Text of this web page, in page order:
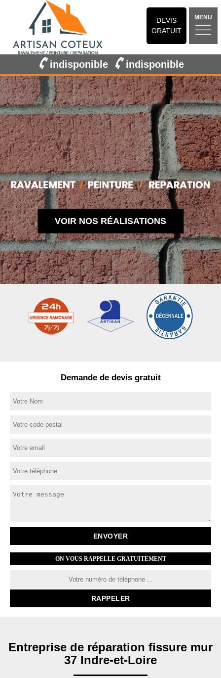
DEVIS
GRATUIT
MENU
indisponible indisponible
VOIR NOS RÉALISATIONS
Demande de devis gratuit
ON VOUS RAPPELLE GRATUITEMENT
Entreprise de réparation fissure mur
37 Indre-et-Loire